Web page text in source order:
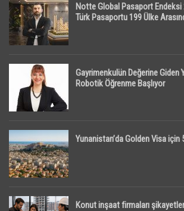
Notte Global Pasaport Endeksi
Türk Pasaportu 199 Ülke
Gayrimenkulün Değerine Giden
Robotik Öğrenme Başlıyor
Yunanistan’da Golden Visa için
Konut inşaat firmaları